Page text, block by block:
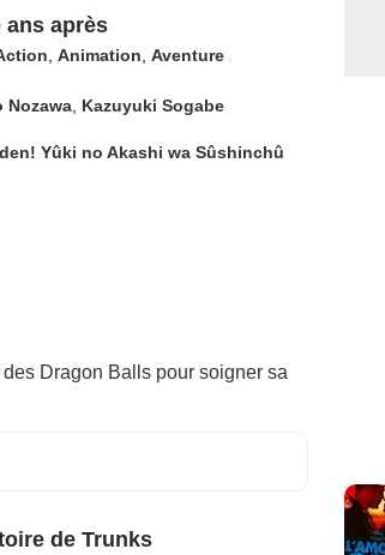
ans après
, Animation, Aventure
Nozawa, Kazuyuki Sogabe
Yûki no Akashi wa Sûshinchû
Dragon Balls pour soigner sa
de Trunks